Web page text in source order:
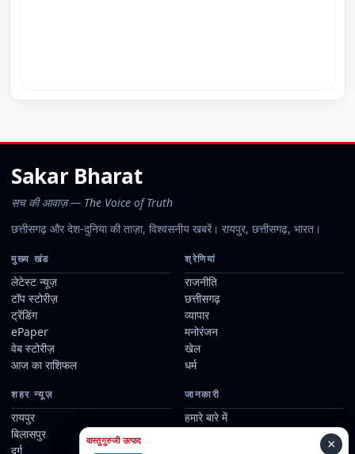
×
वास्तुगुरुजी उत्पाद
Sakar Bharat
सच की आवाज़ — The Voice of Truth
छत्तीसगढ़ और देश-दुनिया की ताज़ा, विश्वसनीय खबरें। रायपुर, छत्तीसगढ़, भारत।
मुख्य खंड
लेटेस्ट न्यूज़
टॉप स्टोरीज़
ट्रेंडिंग
ePaper
वेब स्टोरीज़
आज का राशिफल
श्रेणियां
राजनीति
छत्तीसगढ़
व्यापार
मनोरंजन
खेल
धर्म
शहर न्यूज़
रायपुर
बिलासपुर
दुर्ग
जानकारी
हमारे बारे में